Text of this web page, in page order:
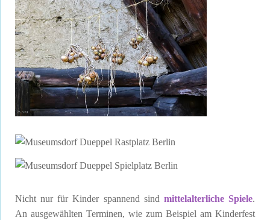
Nicht nur für Kinder spannend sind mittelalterliche Spiele.
An ausgewählten Terminen, wie zum Beispiel am Kinderfest